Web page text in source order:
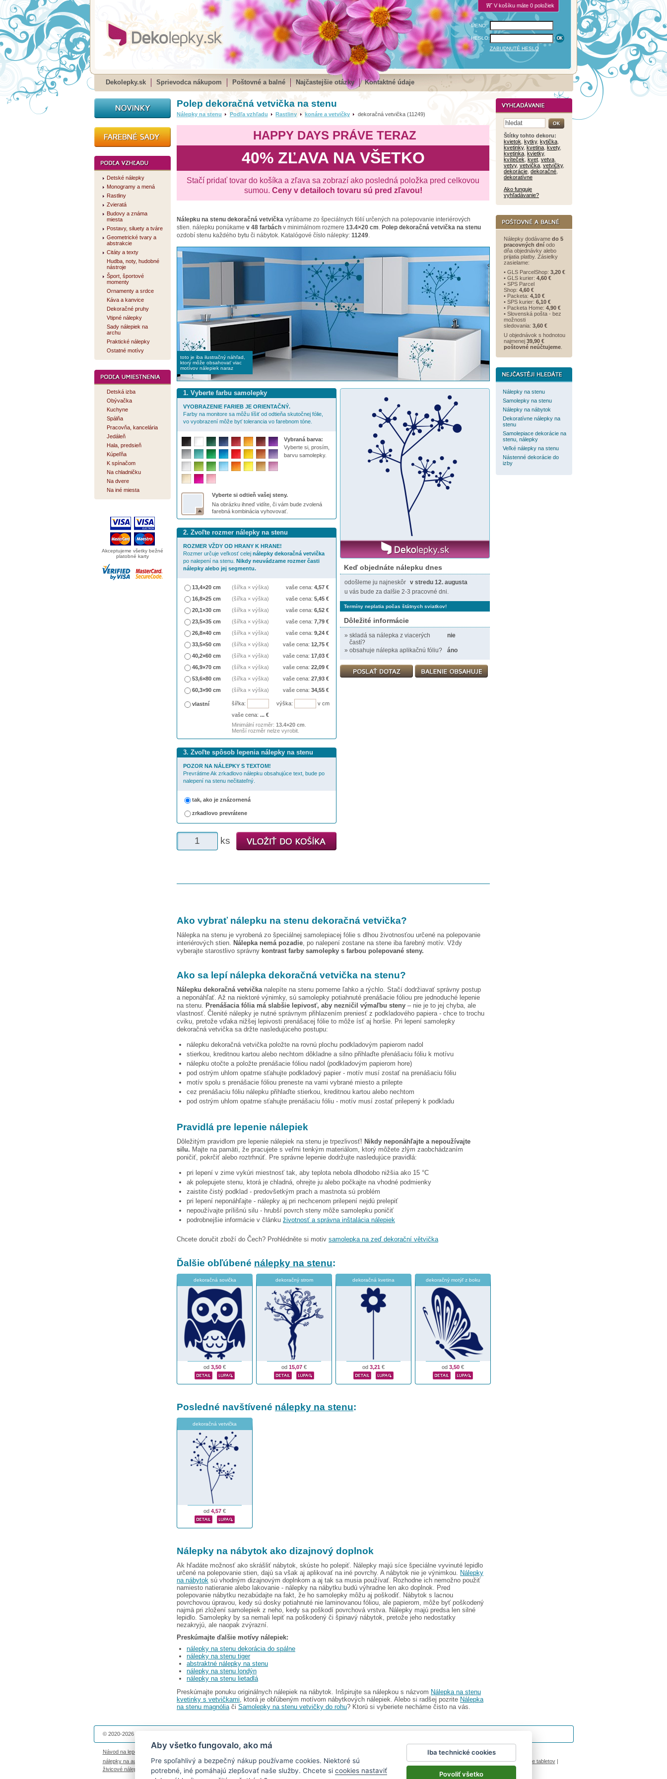
V košíku máte 0 položiek
MENO:
HESLO:
ZABUDNUTÉ HESLO
Dekolepky.sk Sprievodca nákupom Poštovné a balné Najčastejšie otázky Kontaktné údaje
Detské nálepky
Monogramy a mená
Rastliny
Zvieratá
Budovy a známa
miesta
Postavy, siluety a tváre
Geometrické tvary a
abstrakcie
Citáty a texty
Hudba, noty, hudobné
nástroje
Šport, športové
momenty
Ornamenty a srdce
Káva a kanvice
Dekoračné pruhy
Vtipné nálepky
Sady nálepiek na
archu
Praktické nálepky
Ostatné motívy
Detská izba
Obývačka
Kuchyne
Spálňa
Pracovňa, kancelária
Jedáleň
Hala, predsieň
Kúpeľňa
K spínačom
Na chladničku
Na dvere
Na iné miesta
Akceptujeme všetky bežné
platobné karty
Polep dekoračná vetvička na stenu
Nálepky na stenu Podľa vzhľadu Rastliny konáre a vetvičky dekoračná vetvička (11249)
HAPPY DAYS PRÁVE TERAZ
40% ZĽAVA NA VŠETKO
Stačí pridať tovar do košíka a zľava sa zobrazí ako posledná položka pred celkovou
sumou. Ceny v detailoch tovaru sú pred zľavou!
Nálepku na stenu dekoračná vetvička vyrábame zo špeciálnych fólií určených na polepovanie interiérových
stien. nálepku ponúkame v 48 farbách v minimálnom rozmere 13.4×20 cm. Polep dekoračná vetvička na stenu
ozdobí stenu každého bytu či nábytok. Katalógové číslo nálepky: 11249.
toto je iba ilustračný náhľad,
ktorý môže obsahovať viac
motívov nálepiek naraz
Keď objednáte nálepku dnes
odošleme ju najneskôr v stredu 12. augusta
u vás bude za dalšie 2-3 pracovné dni.
Termíny neplatia počas štátnych sviatkov!
Dôležité informácie
» skladá sa nálepka z viacerých
častí?
nie
» obsahuje nálepka aplikačnú fóliu? áno
1. Vyberte farbu samolepky
VYOBRAZENIE FARIEB JE ORIENTAČNÝ.
Farby na monitore sa môžu líšiť od odtieňa skutočnej fólie,
vo vyobrazení môže byť tolerancia vo farebnom tóne.
Vybraná barva:
Vyberte si, prosím,
barvu samolepky.
Vyberte si odtieň vašej steny.
Na obrázku ihneď vidíte, či vám bude zvolená
farebná kombinácia vyhovovať.
2. Zvoľte rozmer nálepky na stenu
ROZMER VŽDY OD HRANY K HRANE!
Rozmer určuje veľkosť celej nálepky dekoračná vetvička
po nalepení na stenu. Nikdy neuvádzame rozmer časti
nálepky alebo jej segmentu.
13,4×20 cm (šířka × výška) vaše cena: 4,57 €
16,8×25 cm
(šířka × výška) vaše cena: 5,45 €
20,1×30 cm
(šířka × výška) vaše cena: 6,52 €
23,5×35 cm
(šířka × výška) vaše cena: 7,79 €
26,8×40 cm
(šířka × výška) vaše cena: 9,24 €
33,5×50 cm
(šířka × výška) vaše cena: 12,75 €
40,2×60 cm
(šířka × výška) vaše cena: 17,03 €
46,9×70 cm
(šířka × výška) vaše cena: 22,09 €
53,6×80 cm
(šířka × výška) vaše cena: 27,93 €
60,3×90 cm
(šířka × výška) vaše cena: 34,55 €
vlastní šířka: výška:
v cm
vaše cena: ... €
Minimální rozměr: 13.4×20 cm.
Menší rozměr nelze vyrobit.
3. Zvoľte spôsob lepenia nálepky na stenu
POZOR NA NÁLEPKY S TEXTOM!
Prevrátime Ak zrkadlovo nálepku obsahujúce text, bude po
nalepení na stenu nečitateľný.
tak, ako je znázornená
zrkadlovo prevrátene
ks
Ako vybrať nálepku na stenu dekoračná vetvička?
Nálepka na stenu je vyrobená zo špeciálnej samolepiacej fólie s dlhou životnosťou určené na polepovanie
interiérových stien. Nálepka nemá pozadie, po nalepení zostane na stene iba farebný motív. Vždy
vyberajte starostlivo správny kontrast farby samolepky s farbou polepované steny.
Ako sa lepí nálepka dekoračná vetvička na stenu?
Nálepku dekoračná vetvičkanalepíte na stenu pomerne ľahko a rýchlo. Stačí dodržiavať správny postup
a neponáhľať. Až na niektoré výnimky, sú samolepky potiahnuté prenášacie fóliou pre jednoduché lepenie
na stenu. Prenášacia fólia má slabšie lepivosť, aby nezničil výmaľbu steny – nie je to jej chyba, ale
vlastnosť. Členité nálepky je nutné správnym přihlazením preniesť z podkladového papiera - chce to trochu
cviku, pretože vďaka nižšej lepivosti prenášacej fólie to môže ísť aj horšie. Pri lepení samolepky
dekoračná vetvičkasa držte nasledujúceho postupu:
nálepku dekoračná vetvičkapoložte na rovnú plochu podkladovým papierom nadol
stierkou, kreditnou kartou alebo nechtom dôkladne a silno přihlaďte přenášaciu fóliu k motívu
nálepku otočte a položte prenášacie fóliou nadol (podkladovým papierom hore)
pod ostrým uhlom opatrne sťahujte podkladový papier - motív musí zostať na prenášaciu fóliu
motív spolu s prenášacie fóliou preneste na vami vybrané miesto a prilepte
cez prenášaciu fóliu nálepku přihlaďte stierkou, kreditnou kartou alebo nechtom
pod ostrým uhlom opatrne sťahujte prenášaciu fóliu - motív musí zostať prilepený k podkladu
Pravidlá pre lepenie nálepiek
Dôležitým pravidlom pre lepenie nálepiek na stenu je trpezlivosť! Nikdy neponáhľajte a nepoužívajte
silu. Majte na pamäti, že pracujete s veľmi tenkým materiálom, ktorý môžete zlým zaobchádzaním
poničiť, pokrčiť alebo roztrhnúť. Pre správne lepenie dodržujte nasledujúce pravidlá:
pri lepení v zime vykúri miestnosť tak, aby teplota nebola dlhodobo nižšia ako 15 °C
ak polepujete stenu, ktorá je chladná, ohrejte ju alebo počkajte na vhodné podmienky
zaistite čistý podklad - predovšetkým prach a mastnota sú problém
pri lepení neponáhľajte - nálepky aj pri nechcenom prilepení nejdú prelepiť
nepoužívajte prílišnú silu - hrubší povrch steny môže samolepku poničiť
podrobnejšie informácie v článku životnosť a správna inštalácia nálepiek
Chcete doručit zboží do Čech? Prohlédněte si motiv samolepka na zeď dekorační větvička
Ďalšie obľúbené nálepky na stenu:
dekoračná sovička
od 3,50 €
dekoračný strom
od 15,07 €
dekoračná kvetina
od 3,21 €
dekoračný motýľ z boku
od 3,50 €
Posledné navštívené nálepky na stenu:
dekoračná vetvička
od 4,57 €
Nálepky na nábytok ako dizajnový doplnok
Ak hľadáte možnosť ako skrášliť nábytok, skúste ho polepiť. Nálepky majú síce špeciálne vyvinuté lepidlo
určené na polepovanie stien, dajú sa však aj aplikovať na iné povrchy. A nábytok nie je výnimkou. Nálepky
na nábytok sú vhodným dizajnovým doplnkom a aj tak sa musia používať. Rozhodne ich nemožno použiť
namiesto natieranie alebo lakovanie - nálepky na nábytku budú výhradne len ako doplnok. Pred
polepovanie nábytku nezabúdajte na fakt, že ho samolepky môžu aj poškodiť. Nábytok s lacnou
povrchovou úpravou, kedy sú dosky potiahnuté nie laminovanou fóliou, ale papierom, môže byť poškodený
najmä pri zložení samolepiek z neho, kedy sa poškodí povrchová vrstva. Nálepky majú predsa len silné
lepidlo. Samolepky by sa nemali lepiť na poškodený či špinavý nábytok, pretože jeho nedostatky
nezakryjú, ale naopak zvýrazní.
Preskúmajte ďalšie motívy nálepiek:
nálepky na stenu dekorácia do spálne
nálepky na stenu tiger
abstraktné nálepky na stenu
nálepky na stenu londýn
nálepky na stenu lietadlá
Preskúmajte ponuku originálnych nálepiek na nábytok. Inšpirujte sa nálepkou s názvom Nálepka na stenu
kvetinky s vetvičkami, ktorá je obľúbeným motívom nábytkových nálepiek. Alebo si radšej pozrite Nálepka
na stenu magnóliači Samolepky na stenu vetvičky do rohu? Ktorú si vyberiete necháme čisto na vás.
Štítky tohto dekoru:
kvietok kytky, kytička
kvetinky, kvetina kvety,
kvetinka kvietky,
kvíteček kvet vetva
vetvy, vetvička vetvičky,
dekorácie dekoračné
dekoratívne
Ako funguje
vyhľadávanie?
Nálepky dodávame do 5
pracovných dní odo
dňa objednávky alebo
prijatia platby. Zásielky
zasielame:
• GLS ParcelShop: 3,20 €
• GLS kurier: 4,60 €
• SPS Parcel
Shop: 4,60 €
• Packeta: 4,10 €
• SPS kurier: 6,10 €
• Packeta Home: 4,90 €
• Slovenská pošta - bez
možnosti
sledovania: 3,60 €
U objednávok s hodnotou
najmenej 39,90 €
poštovné neúčtujeme
Nálepky na stenu
Samolepky na stenu
Nálepky na nábytok
Dekoratívne nálepky na
stenu
Samolepiace dekorácie na
stenu, nálepky
Veľké nálepky na stenu
Nástenné dekorácie do
izby
© 2020-2026 Dekolepky.sk prevádzkuje
Návod na lepenie Životnosť nálepiek na stenu| Magazín Reklamačný poriadok|Impressum
nálepky na auto
magnetky s fotkou|nálepky dieťa v aute|kühlschrankmagnete|logoprinty|magnesy ze zdjęciem samolepky na zeď|hodinový manžel česká lípa|porovnanie tabletov|
živicové nálepky
fotokalendáre
Aby všetko fungovalo, ako má
Pre spoľahlivý a bezpečný nákup používame cookies. Niektoré sú
potrebné, iné pomáhajú zlepšovať naše služby. Chcete si cookies nastaviť
Iba technické cookies
Povoliť všetko